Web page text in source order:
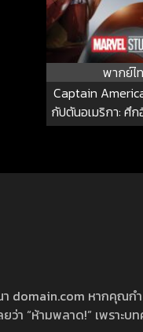
พากย์ไ
Captain
กัปตันอเมริกา: ศึก
domain.com หากคุณก
ว่า “ห้ามพลาด!” เพราะ